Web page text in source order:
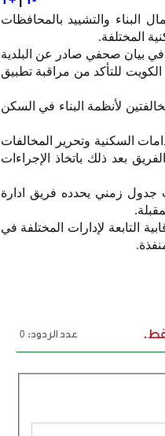
والتشييد بالمحافظات
المختلفة.
في بيان صحفي صادر عن البلدية
للتأكد من مراقبة تطبيق
لأنظمة البناء في السكن
السكنية وتحرير المخالفات
بعد ذلك باتخاذ الإجراءات
جدول زمني يحدده فريق ادارة
التابعة لإدارات المختلفة في
عدد الردود: 0